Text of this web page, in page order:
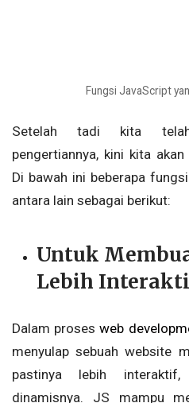
Fungsi JavaScript
Setelah tadi kita
pengertiannya, kini kita
Di bawah ini beberapa
antara lain sebagai berikut:
Untuk
Lebih
Dalam prosesweb
menyulap sebuah website
pastinya lebih interaktif,
dinamisnya. JS mampu